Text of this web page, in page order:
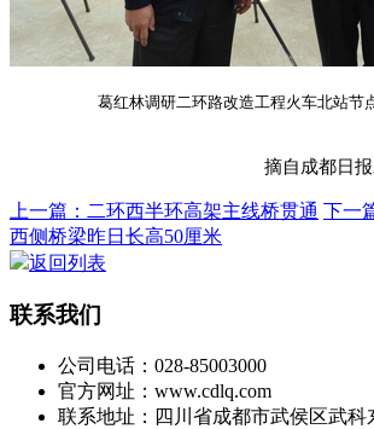
葛红林调研二环路改造工程火车北站节
摘自成都日
上一篇：二环西半环高架主线桥贯通 下一
西侧桥梁昨日长高50厘米
返回列表
联系我们
公司电话：028-85003000
官方网址：www.cdlq.com
联系地址：四川省成都市武侯区武科